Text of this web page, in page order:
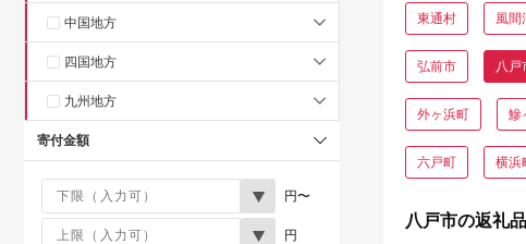
中国地方
四国地方
九州地方
寄付金額
円〜
円
東通村 風間
弘前市 八戸
外ヶ浜町 鰺
六戸町 横浜
八戸市の返礼